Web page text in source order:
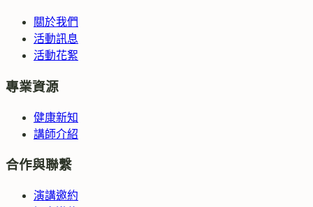
關於我們
活動訊息
活動花絮
專業資源
健康新知
講師介紹
合作與聯繫
演講邀約